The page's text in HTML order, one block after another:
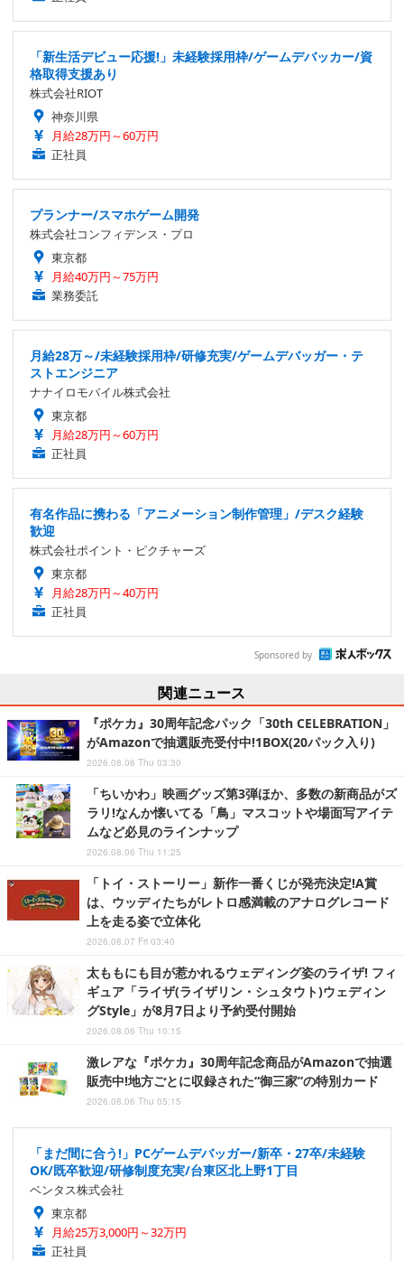
「新生活デビュー応援!」未経験採用枠/ゲームデバッカー/資
格取得支援あり
株式会社RIOT
神奈川県
月給28万円～60万円
正社員
プランナー/スマホゲーム開発
株式会社コンフィデンス・プロ
東京都
月給40万円～75万円
業務委託
月給28万～/未経験採用枠/研修充実/ゲームデバッガー・テ
ストエンジニア
ナナイロモバイル株式会社
東京都
月給28万円～60万円
正社員
有名作品に携わる「アニメーション制作管理」/デスク経験
歓迎
株式会社ポイント・ピクチャーズ
東京都
月給28万円～40万円
正社員
Sponsored by
関連ニュース
『ポケカ』30周年記念パック「30th CELEBRATION」
がAmazonで抽選販売受付中!1BOX(20パック入り)
2026.08.06 Thu 03:30
「ちいかわ」映画グッズ第3弾ほか、多数の新商品がズ
ラリ!なんか懐いてる「鳥」マスコットや場面写アイテ
ムなど必見のラインナップ
2026.08.06 Thu 11:25
「トイ・ストーリー」新作一番くじが発売決定!A賞
は、ウッディたちがレトロ感満載のアナログレコード
上を走る姿で立体化
2026.08.07 Fri 03:40
太ももにも目が惹かれるウェディング姿のライザ! フィ
ギュア「ライザ(ライザリン・シュタウト)ウェディン
グStyle」が8月7日より予約受付開始
2026.08.06 Thu 10:15
激レアな『ポケカ』30周年記念商品がAmazonで抽選
販売中!地方ごとに収録された“御三家”の特別カード
2026.08.06 Thu 05:15
「まだ間に合う!」PCゲームデバッガー/新卒・27卒/未経験
OK/既卒歓迎/研修制度充実/台東区北上野1丁目
ベンタス株式会社
東京都
月給25万3,000円～32万円
正社員